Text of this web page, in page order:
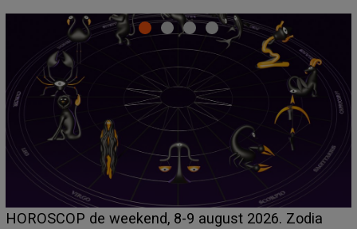
Emanuel a ținut ACEST DETALIU ASCUNS până